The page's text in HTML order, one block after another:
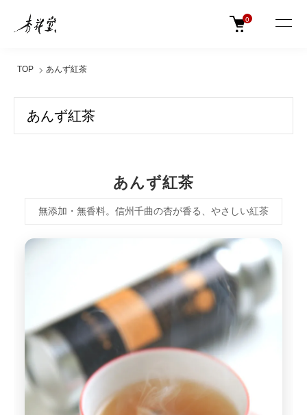
0
TOP あんず紅茶
あんず紅茶
あんず紅茶
無添加・無香料。信州千曲の杏が香る、やさしい紅茶